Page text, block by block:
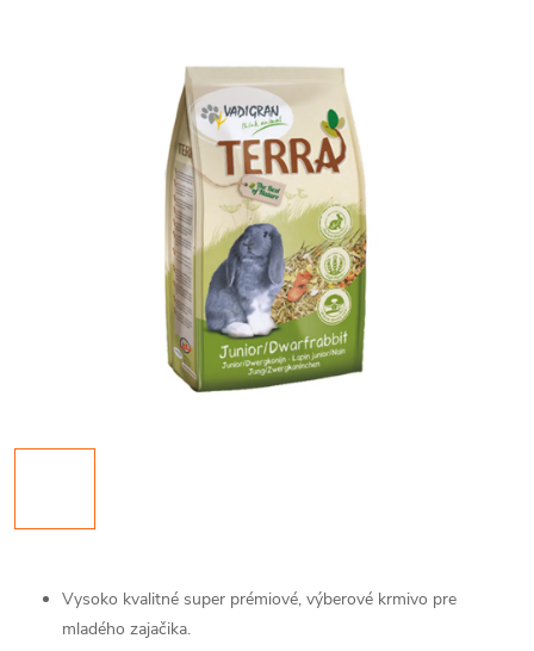
Vysoko kvalitné super prémiové, výberové krmivo pre
mladého zajačika.